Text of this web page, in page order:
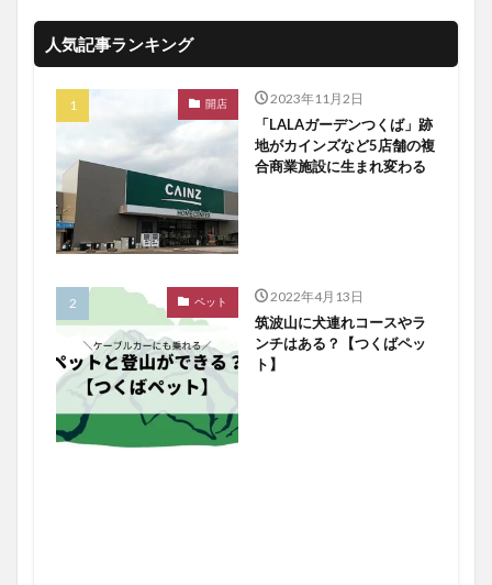
人気記事ランキング
開店 2023年11月2日
「LALAガーデンつくば」跡
地がカインズなど5店舗の複
合商業施設に生まれ変わる
ペット 2022年4月13日
筑波山に犬連れコースやラ
ンチはある？【つくばペッ
ト】